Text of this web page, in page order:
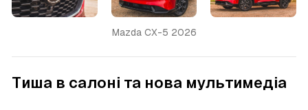
Mazda CX-5 2026
Тиша в салоні та нова мультимедіа